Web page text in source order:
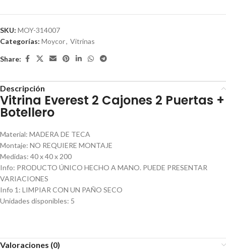
SKU: MOY-314007
Categorías: Moycor, Vitrinas
Share:
Descripción
Vitrina Everest 2 Cajones 2 Puertas +
Botellero
Material: MADERA DE TECA
Montaje: NO REQUIERE MONTAJE
Medidas: 40 x 40 x 200
Info: PRODUCTO ÚNICO HECHO A MANO. PUEDE PRESENTAR
VARIACIONES
Info 1 : LIMPIAR CON UN PAÑO SECO
Unidades disponibles: 5
Valoraciones (0)